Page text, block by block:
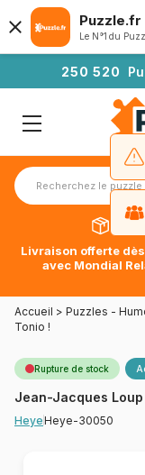
250 520
Livraison offerte
avec Mondial
Accueil > Puzzles -
Tonio !
Rupture de stock
Jean-Jacques Loup
HeyeHeye-30050
Puzzle.fr
Le N°1 du